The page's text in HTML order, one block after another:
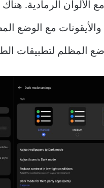
الألوان الرمادية.
والأيقونات مع الوضع
المظلم لتطبيقات